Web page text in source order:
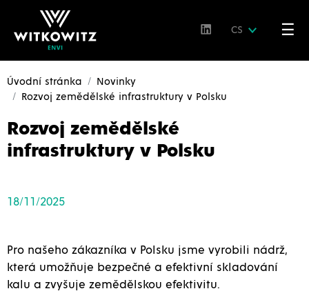
CS ☰
Úvodní stránka
Novinky
Rozvoj zemědělské infrastruktury v Polsku
Rozvoj zemědělské
infrastruktury v Polsku
18/11/2025
Pro našeho zákazníka v Polsku jsme vyrobili nádrž,
která umožňuje bezpečné a efektivní skladování
kalu a zvyšuje zemědělskou efektivitu.